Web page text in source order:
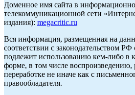
Доменное имя сайта в
телекоммуникационной сети
издания): megacritic.ru
Вся информация, размещенная на
соответствии с законодательством
подлежит использованию кем-либо в
форме, в том числе воспроизведению,
переработке не иначе как с
правообладателя.